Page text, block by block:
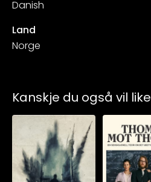
Danish
Land
Norge
Kanskje du også vil like